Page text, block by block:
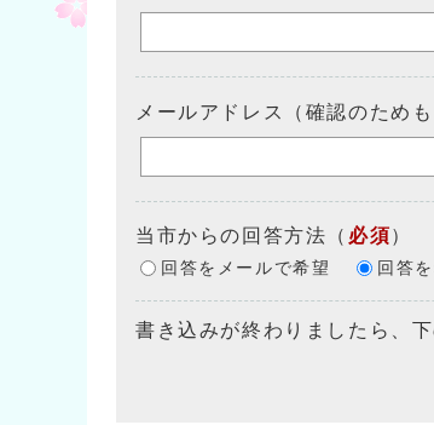
メールアドレス（確認のため
当市からの回答方法 （ 必須）
回答をメールで希望 回答
書き込みが終わりましたら、